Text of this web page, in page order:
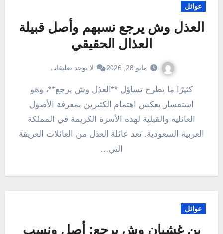
عوائل
العذل وش يرجع نسبهم وأصل قبيلة
العذال الحقيقي
مايو 28, 2026 لا توجد تعليقات
كثيرًا ما يطرح تساؤل **العذل وش يرجع**، وهو
استفسار يعكس اهتمام الكثيرين بمعرفة الأصول
العائلية والقبلية لهذه الأسرة الكريمة في المملكة
العربية السعودية. تعد عائلة العذل من العائلات العريقة
التي…
عوائل
بن غشيان وش يرجع: أصل ونسب